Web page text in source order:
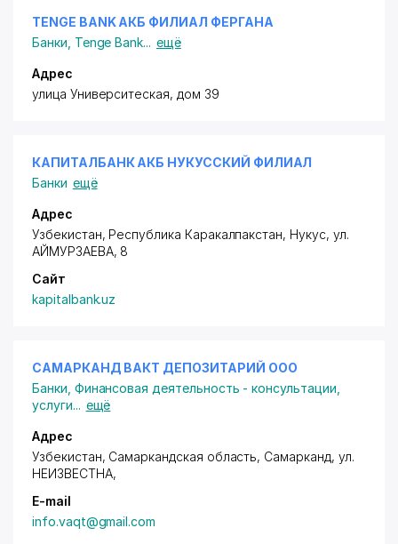
TENGE BANK АКБ ФИЛИАЛ ФЕРГАНА
Банки Tenge Bank... ещё
Адрес
улица Университеская, дом 39
КАПИТАЛБАНК АКБ НУКУССКИЙ ФИЛИАЛ
Банки ещё
Адрес
Узбекистан, Республика Каракалпакстан, Нукус, ул.
АЙМУРЗАЕВА, 8
Сайт
kapitalbank.uz
САМАРКАНД ВАКТ ДЕПОЗИТАРИЙ ООО
Банки Финансовая деятельность - консультации,
услуги... ещё
Адрес
Узбекистан, Самаркандская область, Самарканд, ул.
НЕИЗВЕСТНА,
E-mail
info.vaqt@gmail.com